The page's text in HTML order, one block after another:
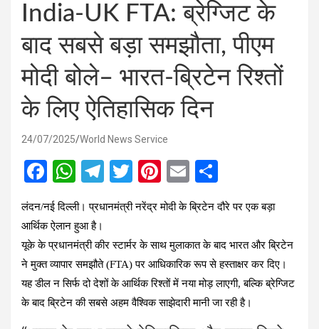
India-UK FTA: ब्रेग्जिट के
बाद सबसे बड़ा समझौता, पीएम
मोदी बोले– भारत-ब्रिटेन रिश्तों
के लिए ऐतिहासिक दिन
24/07/2025 World News Service
F
a
ce
b
o
o
k
W
h
at
s
A
p
p
T
el
e
gr
a
m
T
wi
tt
er
Pi
nt
er
es
t
E
m
ail
h
ar
e
लंदन/नई दिल्ली। प्रधानमंत्री नरेंद्र मोदी के ब्रिटेन दौरे पर एक बड़ा
आर्थिक ऐलान हुआ है।
यूके के प्रधानमंत्री कीर स्टार्मर के साथ मुलाकात के बाद भारत और ब्रिटेन
ने मुक्त व्यापार समझौते (FTA) पर आधिकारिक रूप से हस्ताक्षर कर दिए।
यह डील न सिर्फ दो देशों के आर्थिक रिश्तों में नया मोड़ लाएगी, बल्कि ब्रेग्जिट
के बाद ब्रिटेन की सबसे अहम वैश्विक साझेदारी मानी जा रही है।